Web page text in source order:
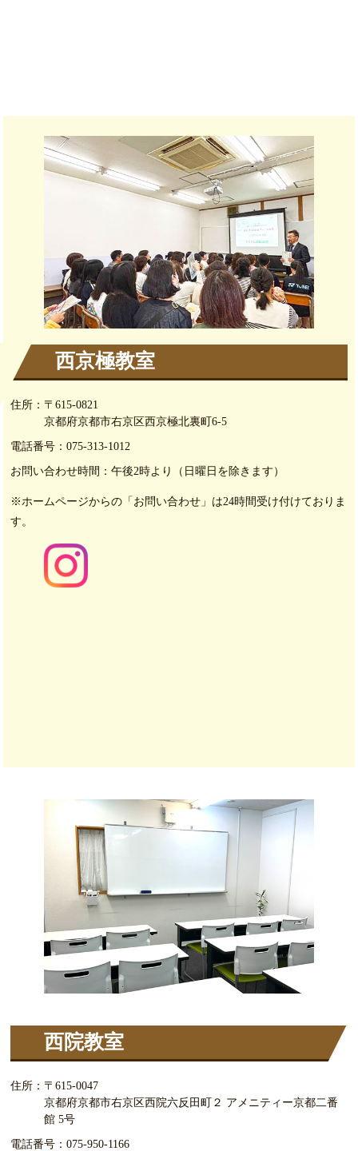
西京極教室
住所： 〒615-0821
京都府京都市右京区西京極北裏町6-5
電話番号：075-313-1012
お問い合わせ時間：午後2時より（日曜日を除きます）
※ホームページからの「お問い合わせ」は24時間受け付けておりま
す。
西院教室
住所： 〒615-0047
京都府京都市右京区西院六反田町２ アメニティー京都二番
館 5号
電話番号：075-950-1166